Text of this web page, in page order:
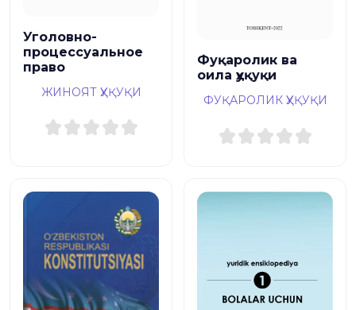
Уголовно-
процессуальное
право
ЖИНОЯТ ҲУҚУҚИ
Фуқаролик ва
оила ҳуқуқи
ФУҚАРОЛИК ҲУҚУҚИ